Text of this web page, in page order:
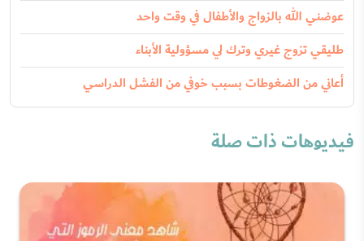
عوضني الله بالزواج والأطفال في وقت واحد
طليقي تزوج غيري وترك لي مسؤولية الأبناء
أعاني من الضغوطات بسبب خوفي من الفشل الدراسي
فيديوهات ذات صلة